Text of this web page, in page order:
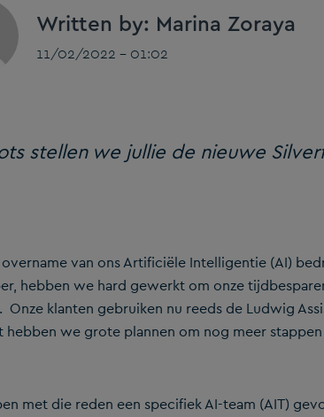
Written by: Marina Zoraya
11/02/2022 - 01:02
stellen we jullie de nieuwe
overname van ons Artificiële Intelligentie (AI)
hebben we hard gewerkt om onze
Onze klanten gebruiken nu reeds de Ludwig
hebben we grote plannen om nog meer
met die reden een specifiek AI-team (AIT)